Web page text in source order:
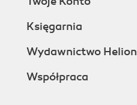
Księgarnia
Wydawnictwo Helion
Współpraca